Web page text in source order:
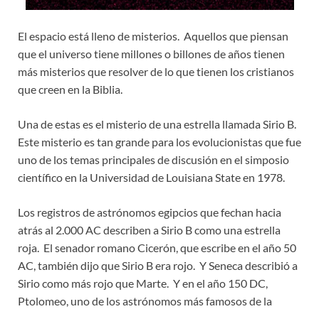
El espacio está lleno de misterios. Aquellos que piensan
que el universo tiene millones o billones de años tienen
más misterios que resolver de lo que tienen los cristianos
que creen en la Biblia.
Una de estas es el misterio de una estrella llamada Sirio B.
Este misterio es tan grande para los evolucionistas que fue
uno de los temas principales de discusión en el simposio
científico en la Universidad de Louisiana State en 1978.
Los registros de astrónomos egipcios que fechan hacia
atrás al 2.000 AC describen a Sirio B como una estrella
roja. El senador romano Cicerón, que escribe en el año 50
AC, también dijo que Sirio B era rojo. Y Seneca describió a
Sirio como más rojo que Marte. Y en el año 150 DC,
Ptolomeo, uno de los astrónomos más famosos de la